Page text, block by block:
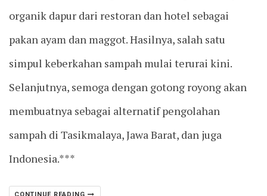
organik dapur dari restoran dan hotel sebagai
pakan ayam dan maggot. Hasilnya, salah satu
simpul keberkahan sampah mulai terurai kini.
Selanjutnya, semoga dengan gotong royong akan
membuatnya sebagai alternatif pengolahan
sampah di Tasikmalaya, Jawa Barat, dan juga
Indonesia.***
CONTINUE READING